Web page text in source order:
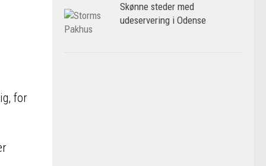
for
Skønne steder med
udeservering i Odense